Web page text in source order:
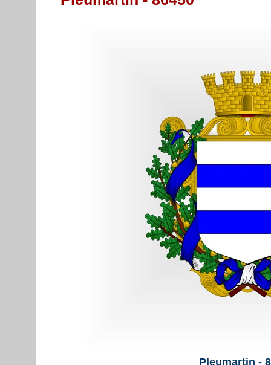
Pleumartin -